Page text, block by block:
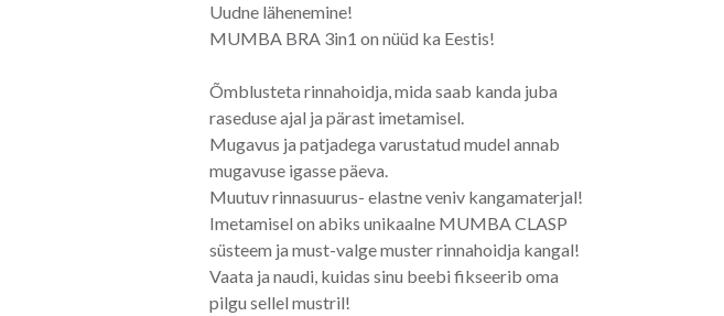
Uudne lähenemine!
MUMBA BRA 3in1 on nüüd ka Eestis!
Õmblusteta rinnahoidja, mida saab kanda juba
raseduse ajal ja pärast imetamisel.
Mugavus ja patjadega varustatud mudel annab
mugavuse igasse päeva.
Muutuv rinnasuurus- elastne veniv kangamaterjal!
Imetamisel on abiks unikaalne MUMBA CLASP
süsteem ja must-valge muster rinnahoidja kangal!
Vaata ja naudi, kuidas sinu beebi fikseerib oma
pilgu sellel mustril!